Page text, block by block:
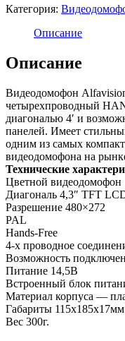
Категория:
Описание
Описание
Видеодомофон
четырехпроводный
диагональю 4′ и
панелей. Имеет
одним из самых
видеодомофона на
Технические
Цветной видеодомофон
Диагональ 4,3″ TFT
Разрешение 480×272
PAL
Hands-Free
4-х проводное
Возможность
Питание 14,5В
Встроенный блок
Материал корпуса —
Габариты
Вес 300г.